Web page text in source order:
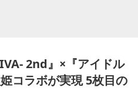
2nd』×『アイドル
コラボが実現 5枚目の